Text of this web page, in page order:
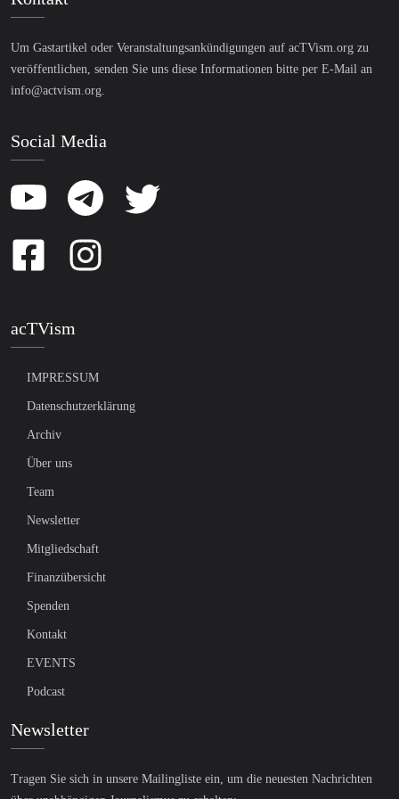
Um Gastartikel oder Veranstaltungsankündigungen auf acTVism.org zu
veröffentlichen, senden Sie uns diese Informationen bitte per E-Mail an
info@actvism.org
Social Media
acTVism
IMPRESSUM
Datenschutzerklärung
Archiv
Über uns
Team
Newsletter
Mitgliedschaft
Finanzübersicht
Spenden
Kontakt
EVENTS
Podcast
Newsletter
Tragen Sie sich in unsere Mailingliste ein, um die neuesten Nachrichten